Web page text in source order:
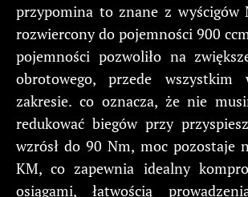
przypomina to znane z wyścigów
rozwiercony do pojemności 900
pojemności pozwoliło na
obrotowego, przede wszystkim
zakresie. co oznacza, że nie
redukować biegów przy
wzrósł do 90 Nm, moc pozostaje
KM, co zapewnia idealny
osiągami, łatwością